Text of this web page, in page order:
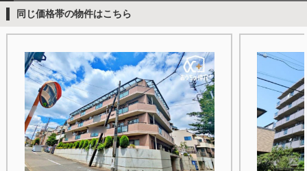
同じ価格帯の物件はこちら